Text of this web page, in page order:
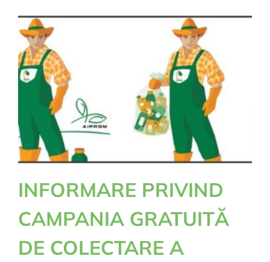
INFORMARE PRIVIND
CAMPANIA GRATUITĂ
DE COLECTARE A